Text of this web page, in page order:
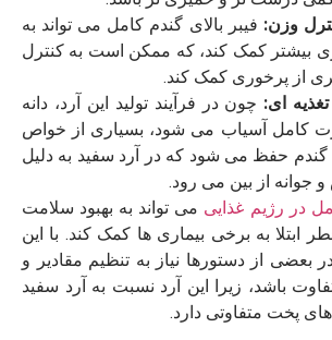
وزن: فیبر بالای گندم کامل می ‌تواند به
بیشتر کمک کند، که ممکن است به کنترل
از پرخوری کمک کند.
ای: چون در فرآیند تولید این آرد، دانه
کامل آسیاب می ‌شود، بسیاری از خواص
گندم حفظ می ‌شود که در آرد سفید به دلیل
از بین می ‌رود.
در رژیم غذایی می‌ تواند به بهبود سلامت
به برخی بیماری ‌ها کمک کند. با این
از دستورها نیاز به تنظیم مقادیر و
باشد، زیرا این آرد نسبت به آرد سفید
پخت متفاوتی دارد.